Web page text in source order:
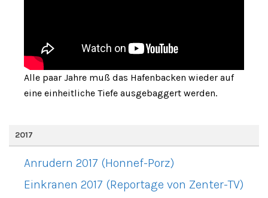
Alle paar Jahre muß das Hafenbacken wieder auf
eine einheitliche Tiefe ausgebaggert werden.
2017
Anrudern 2017 (Honnef-Porz)
Einkranen 2017 (Reportage von Zenter-TV)